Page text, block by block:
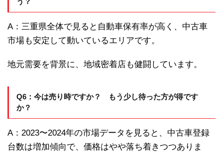
A：三重県全体で見ると自動車保有率が高く、中古車
市場も安定して動いているエリアです。
地元需要を背景に、地域密着店も健闘しています。
Q6：今は売り時ですか？ もう少し待った方が得です
か？
A：2023〜2024年の市場データを見ると、中古車登録
台数は増加傾向で、価格はやや落ち着きつつありま